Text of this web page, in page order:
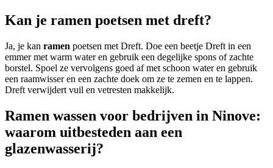
Kan je ramen poetsen met dreft?
Ja, je kan ramen poetsen met Dreft. Doe een beetje Dreft in een
emmer met warm water en gebruik een degelijke spons of zachte
borstel. Spoel ze vervolgens goed af met schoon water en gebruik
een raamwisser en een zachte doek om ze te zemen en te lappen.
Dreft verwijdert vuil en vetresten makkelijk.
Ramen wassen voor bedrijven in Ninove:
waarom uitbesteden aan een
glazenwasserij?